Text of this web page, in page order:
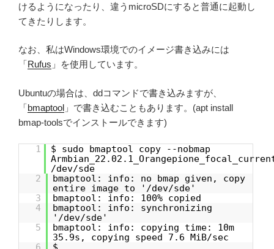
けるようになったり、違うmicroSDにすると普通に起動し
てきたりします。
なお、私はWindows環境でのイメージ書き込みには
「Rufus 」を使用しています。
Ubuntuの場合は、ddコマンドで書き込みますが、
「bmaptool 」で書き込むこともあります。(apt install
bmap-toolsでインストールできます)
1
$ sudo bmaptool copy --nobmap
/dev/sde
2
bmaptool: info: no bmap given, copy
entire image to '/dev/sde'
3
bmaptool: info: 100% copied
4
bmaptool: info: synchronizing
'/dev/sde'
5
bmaptool: info: copying time: 10m
35.9s, copying speed 7.6 MiB/sec